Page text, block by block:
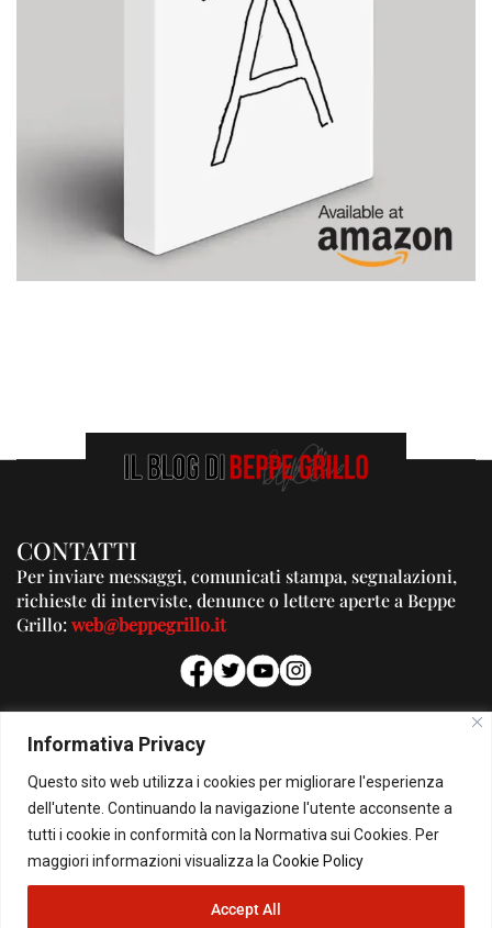
Informativa Privacy
Questo sito web utilizza i cookies per migliorare l'esperienza
dell'utente. Continuando la navigazione l'utente acconsente a
tutti i cookie in conformità con la Normativa sui Cookies. Per
maggiori informazioni visualizza la Cookie Policy
Accept All
CONTATTI
Per inviare messaggi, comunicati stampa, segnalazioni,
richieste di interviste, denunce o lettere aperte a Beppe
Grillo:web@beppegrillo.it
PUBBLICITA'
Per la tua pubblicità su questo Blog:
pubblicita@beppegrillo.it
© Copyright 2026 - Il Blog di Beppe Grillo. All Rights Reserved - Powered by